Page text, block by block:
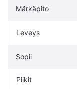
Märkäpito
Leveys
Sopii
Piikit